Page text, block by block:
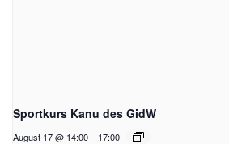
Sportkurs Kanu des GidW
August 17 @ 14:00 - 17:00